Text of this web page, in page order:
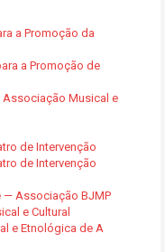
a Promoção da
a Promoção de
Associação Musical e
de Intervenção
de Intervenção
— Associação BJMP
e Cultural
e Etnológica de A